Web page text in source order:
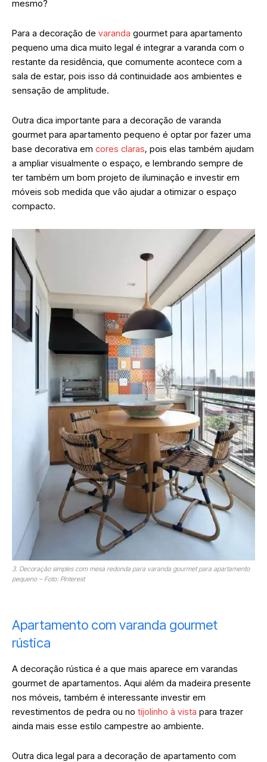
mesmo?
Para a decoração de varanda gourmet para apartamento
pequeno uma dica muito legal é integrar a varanda com o
restante da residência, que comumente acontece com a
sala de estar, pois isso dá continuidade aos ambientes e
sensação de amplitude.
Outra dica importante para a decoração de varanda
gourmet para apartamento pequeno é optar por fazer uma
base decorativa em cores claras, pois elas também ajudam
a ampliar visualmente o espaço, e lembrando sempre de
ter também um bom projeto de iluminação e investir em
móveis sob medida que vão ajudar a otimizar o espaço
compacto.
3. Decoração simples com mesa redonda para varanda gourmet para apartamento
pequeno – Foto: Pinterest
Apartamento com varanda gourmet
rústica
A decoração rústica é a que mais aparece em varandas
gourmet de apartamentos. Aqui além da madeira presente
nos móveis, também é interessante investir em
revestimentos de pedra ou no tijolinho à vista para trazer
ainda mais esse estilo campestre ao ambiente.
Outra dica legal para a decoração de apartamento com